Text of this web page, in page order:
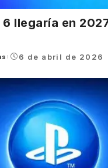
llegaría en
6 de abril de 2026